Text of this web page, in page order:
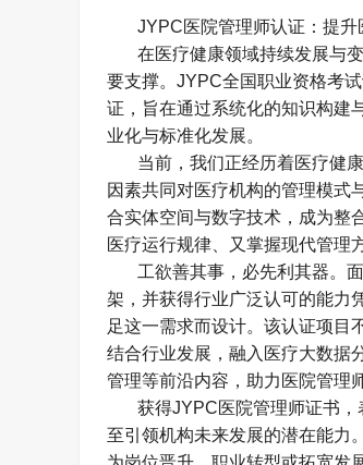
JYPC医院管理师认证：提
在医疗健康领域持续发展与
要支撑。 JYPC全国职业资格考
证，旨在通过系统化的知识构建
业化与标准化发展。
当前，我们正经历着医疗健
因素共同对医疗机构的管理模式
合实体空间与数字技术，成为整
医疗运行规律、又掌握现代管理
工欲善其事，必先利其器。
架，并获得行业广泛认可的能力
足这一需求而设计。该认证项目
结合行业发展，融入医疗大数据
管理等前沿内容，助力医院管理
获得JYPC医院管理师证书
至引领机构未来发展的潜在能力